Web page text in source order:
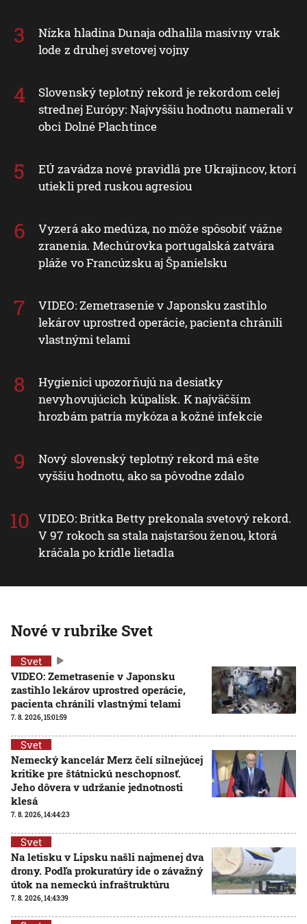
Nízka hladina Dunaja odhalila masívny vrak
lode z druhej svetovej vojny
Slovenský teplotný rekord je rekordom celej
strednej Európy: Najvyššiu hodnotu namerali v
obci Dolné Plachtince
EÚ zavádza nové pravidlá pre Ukrajincov, ktorí
utiekli pred ruskou agresiou
Vyzerá ako medúza, no môže spôsobiť vážne
zranenia. Mechúrovka portugalská zatvára
pláže vo Francúzsku aj Španielsku
VIDEO: Zemetrasenie v Japonsku zastihlo
lekárov uprostred operácie, pacienta chránili
vlastnými telami
Hygienici upozorňujú na desiatky
nevyhovujúcich kúpalísk. K najväčším
hrozbám patria mykóza a kožné infekcie
Nový slovenský teplotný rekord má ešte
vyššiu hodnotu, ako sa pôvodne zdalo
VIDEO: Britka Betty prekonala svetový rekord.
V 97 rokoch sa stala najstaršou ženou, ktorá
kráčala po krídle lietadla
Nové v rubrike Svet
Svet
VIDEO: Zemetrasenie v Japonsku
zastihlo lekárov uprostred operácie,
pacienta chránili vlastnými telami
7. 8. 2026, 15:01:59
Svet
Nemecký kancelár Merz čelí silnejúcej
kritike pre štátnickú neschopnosť.
Jeho dôvera v udržanie jednotnosti
klesá
7. 8. 2026, 14:44:23
Svet
Na letisku v Lipsku našli najmenej dva
drony. Podľa prokuratúry ide o závažný
útok na nemeckú infraštruktúru
7. 8. 2026, 14:43:39